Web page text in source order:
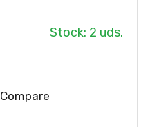
Stock: 2 uds.
Compare